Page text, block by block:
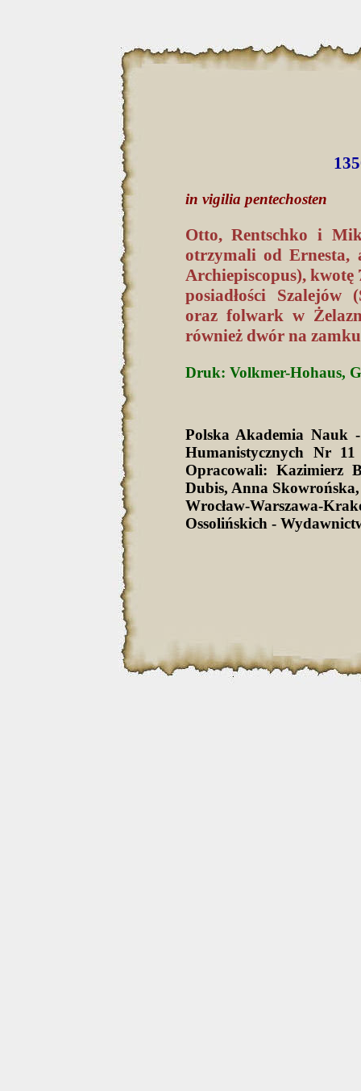
in vigilia pentechosten
Otto, Rentschko i
otrzymali od Ernesta,
Archiepiscopus), kwotę
posiadłości Szalejów
oraz folwark w
również dwór na
Druk: Volkmer-Hohaus,
Polska Akademia Nauk
Humanistycznych Nr
Opracowali: Kazimierz
Dubis, Anna
Wrocław-Warszawa-
Ossolińskich -